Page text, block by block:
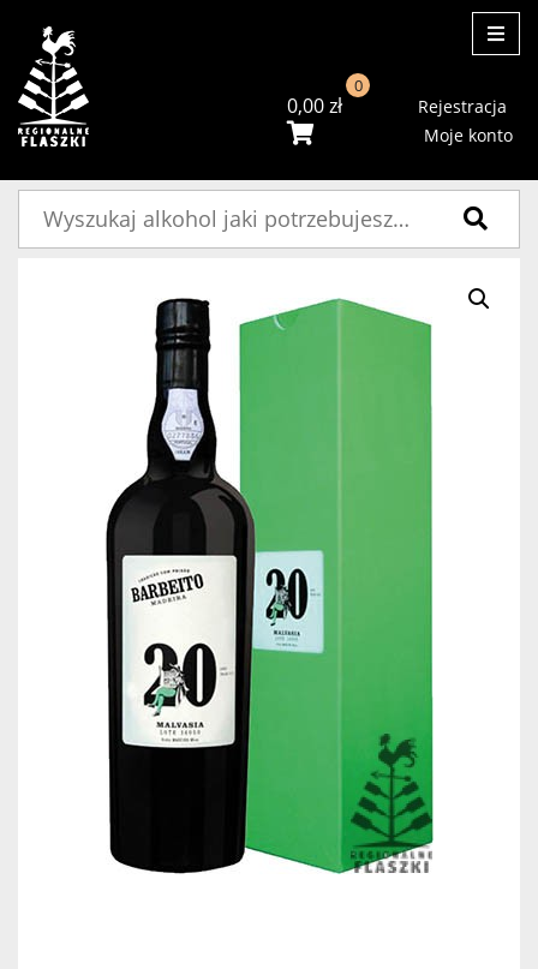
0,00zł
0
Rejestracja
Moje konto